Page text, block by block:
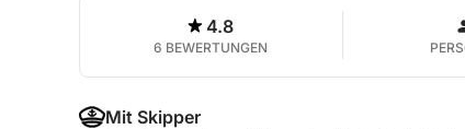
4.8
6 BEWERTUNGEN
Mit Skipper